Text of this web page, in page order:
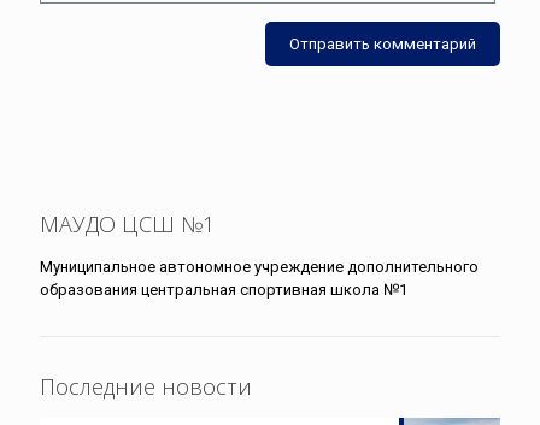
МАУДО ЦСШ №1
Муниципальное автономное учреждение дополнительного
образования центральная спортивная школа №1
Последние новости